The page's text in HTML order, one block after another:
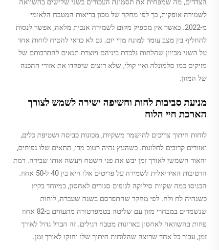
הצדדים, מה שמפחית את תסמונת העכורים בשני שלישים בהשוואה
לשמירה אופקית, כך לפי מחקר של מכון בריאות המטבח הלאומי
מ-2022. כאשר אין מספיק מקום לשמירה אנכית מלאה, אפשר לנסות
להחליף בין מצב עומד למונח מדי יום. גם לא כדאי להטיח לוחות אחד
על השני מכיוון שהלחות נלכדת ביניהם ויוצרת תנאים להתרבותם של
מזיקים כמו סלמונלה ואיי קולי, שלא רוצים שיפקדו את אזורי ההכנה
של המזון.
מניעת סביבות לחות וחשיפה ישירה לשמש לצורך
הארכת חיי הלוח
לוחות חיתוך צריכים להישמר משקיות, מכונות כביסה ושטיפת כלים,
ואזורים קרובים לחלונות. כשהעץ נהיה רטוב מדי, התאים שלו נפוחים,
והאור השמשי לאורך זמן יבש את פני השטח ויעשה אותו שבירה. רמת
הרטיבות האידיאלית לשמירה על פריטים אלו היא בין 40 ל-50 אחוז.
הכניסו כמה שקיות סיליקה לגופים סגורים לאחסון, במיוחד בקיץ
כשנהיה לח ולח. לפי מחקר שהתפרסם בשנה שעברה, לוחות
שנשמרים במבחרי מזון עם שליטה בטמפרטורה מתעווים ב-82 אחוז
פחות בהשוואה לאחסון בארונות מטבח רגילים. זה הבדל גדול לאורך
זמן, עבור כל אחד שרוצה שהלוחות חיתוך שלו יחזקו לאורך זמן.